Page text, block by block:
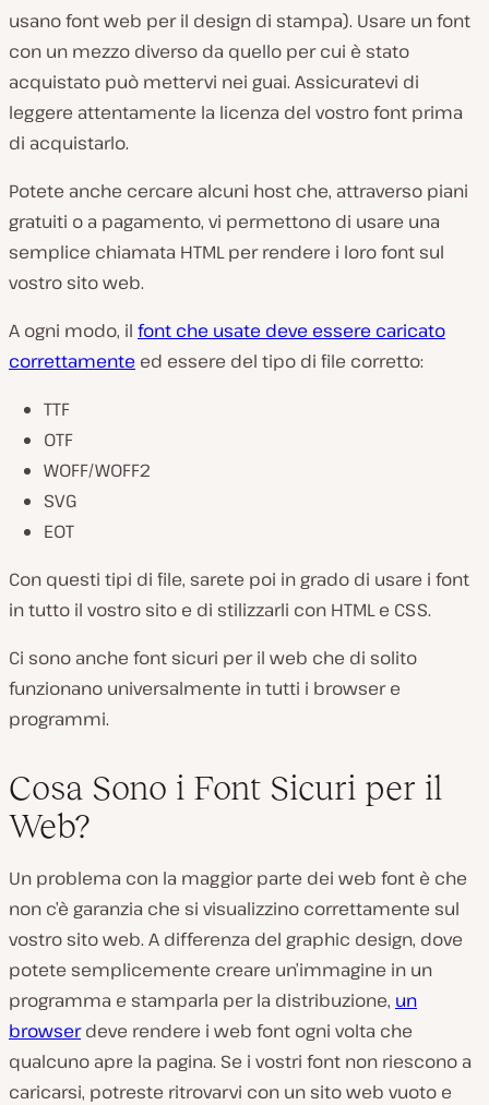
usano font web per il design di stampa). Usare un font
con un mezzo diverso da quello per cui è stato
acquistato può mettervi nei guai. Assicuratevi di
leggere attentamente la licenza del vostro font prima
di acquistarlo.
Potete anche cercare alcuni host che, attraverso piani
gratuiti o a pagamento, vi permettono di usare una
semplice chiamata HTML per rendere i loro font sul
vostro sito web.
A ogni modo, il font che usate deve essere caricato
correttamente ed essere del tipo di file corretto:
TTF
OTF
WOFF/WOFF2
SVG
EOT
Con questi tipi di file, sarete poi in grado di usare i font
in tutto il vostro sito e di stilizzarli con HTML e CSS.
Ci sono anche font sicuri per il web che di solito
funzionano universalmente in tutti i browser e
programmi.
Cosa Sono i Font Sicuri per il
Web?
Un problema con la maggior parte dei web font è che
non c’è garanzia che si visualizzino correttamente sul
vostro sito web. A differenza del graphic design, dove
potete semplicemente creare un’immagine in un
programma e stamparla per la distribuzione, un
browserdeve rendere i web font ogni volta che
qualcuno apre la pagina. Se i vostri font non riescono a
caricarsi, potreste ritrovarvi con un sito web vuoto e